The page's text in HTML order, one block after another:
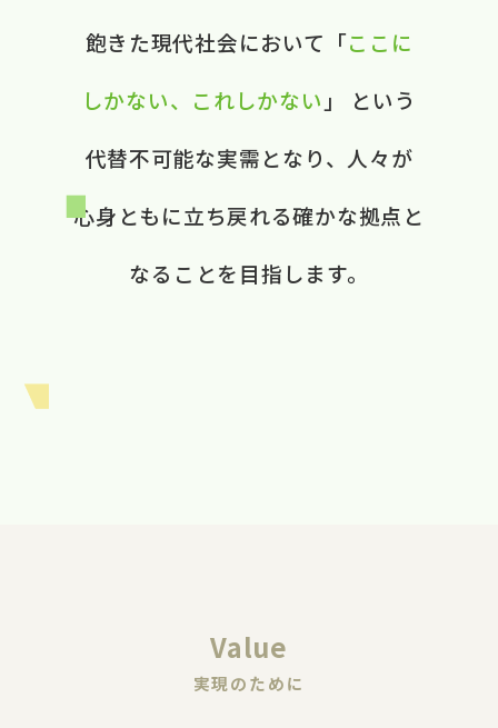
飽きた​現代社会に​おいて​ ​「ここに​
しかない、​これしかない 」 と​いう​
代替不可能な​実需と​なり、​ 人々が​
心身ともに​立ち戻れる​ 確かな​拠点と​
なる​ことを​目指します。​
Value
実現のために